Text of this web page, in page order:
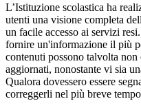
L’Istituzione scolastica ha
utenti una visione completa
un facile accesso ai servizi
fornire un'informazione il più
contenuti possono talvolta non
aggiornati, nonostante vi sia
Qualora dovessero essere
correggerli nel più breve